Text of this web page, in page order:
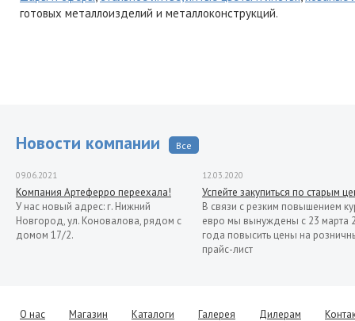
готовых металлоизделий и металлоконструкций.
Новости компании Все
09.06.2021
Компания Артеферро переехала!
У нас новый адрес: г. Нижний
Новгород, ул. Коновалова, рядом с
домом 17/2.
12.03.2020
Успейте закупиться по старым
В связи с резким повышением
евро мы вынуждены с 23 марта
года повысить цены на
прайс-лист
Уважаемые клиенты! Представляем
О нас Магазин Каталоги Галерея Дилерам